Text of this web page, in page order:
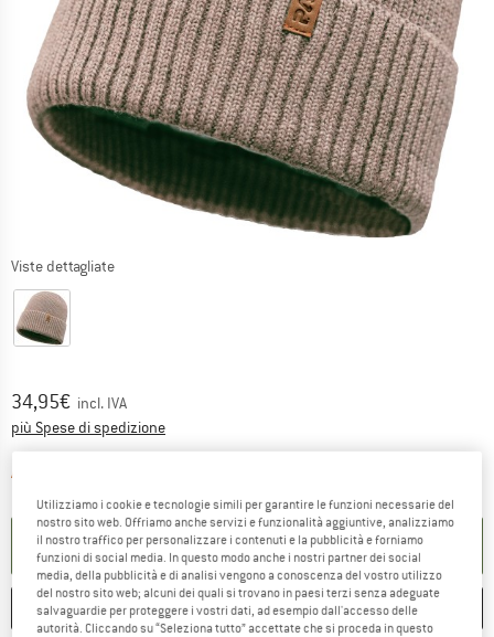
Viste dettagliate
Prezzo:
34,95€ incl. IVA
più Spese di spedizioneInformazioni sui costi di spedizione. Si apre in
Articolo purtroppo attualmente esaurito
ATTIVA LA NOTIFICA
ANNOTA CONFRONTA
Utilizziamo i cookie e tecnologie simili per garantire le funzioni necessarie del
nostro sito web. Offriamo anche servizi e funzionalità aggiuntive, analizziamo
il nostro traffico per personalizzare i contenuti e la pubblicità e forniamo
funzioni di social media. In questo modo anche i nostri partner dei social
media, della pubblicità e di analisi vengono a conoscenza del vostro utilizzo
del nostro sito web; alcuni dei quali si trovano in paesi terzi senza adeguate
salvaguardie per proteggere i vostri dati, ad esempio dall'accesso delle
autorità. Cliccando su “Seleziona tutto” accettate che si proceda in questo